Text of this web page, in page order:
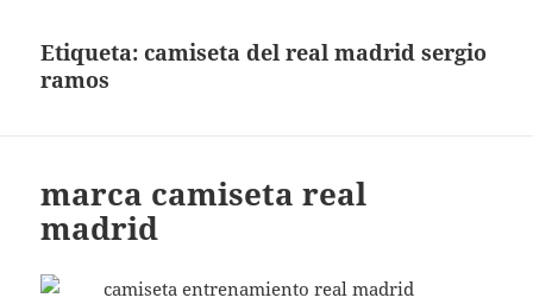
Etiqueta:camiseta del real madrid sergio
ramos
marca camiseta real
madrid